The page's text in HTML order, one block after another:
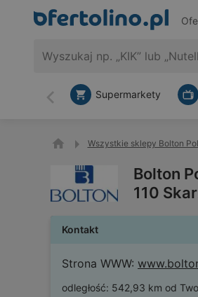
Wstecz
Supermarkety
Wszystkie sklepy Bolton
Bolton
110
Kontakt
Strona WWW:
odległość: 542,93 km od